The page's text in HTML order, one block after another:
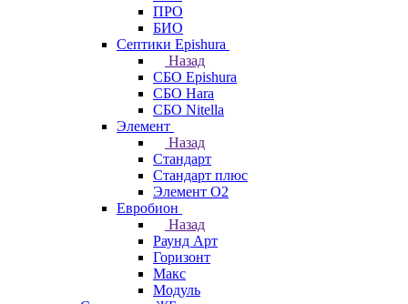
ПРО
БИО
Септики Epishura
Назад
СБО Epishura
СБО Hara
СБО Nitella
Элемент
Назад
Стандарт
Стандарт плюс
Элемент О2
Евробион
Назад
Раунд Арт
Горизонт
Макс
Модуль